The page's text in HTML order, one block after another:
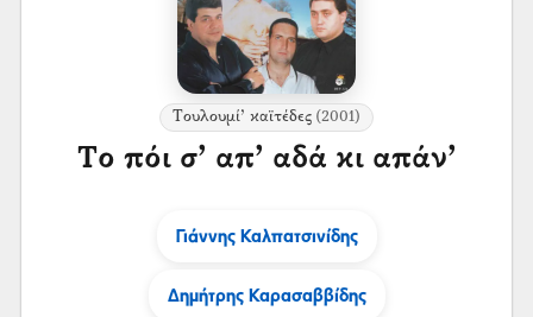
Τουλουμί’ καϊτέδες (2001)
Το πόι σ’ απ’ αδά κι απάν’
Γιάννης Καλπατσινίδης
Δημήτρης Καρασαββίδης